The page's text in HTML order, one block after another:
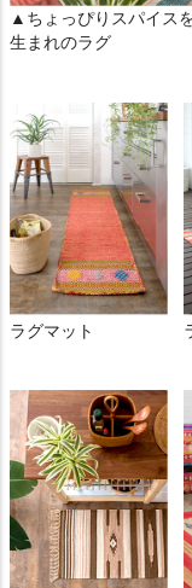
▲ちょっぴりスパイス
生まれのラグ
ラグマット